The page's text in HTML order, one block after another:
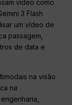
vídeo como
3 Flash
um vídeo de
passagem,
de data e
na visão
na